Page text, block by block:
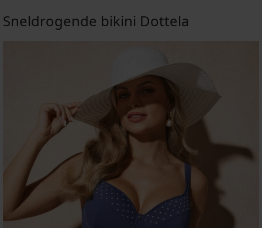
Sneldrogende bikini Dottela